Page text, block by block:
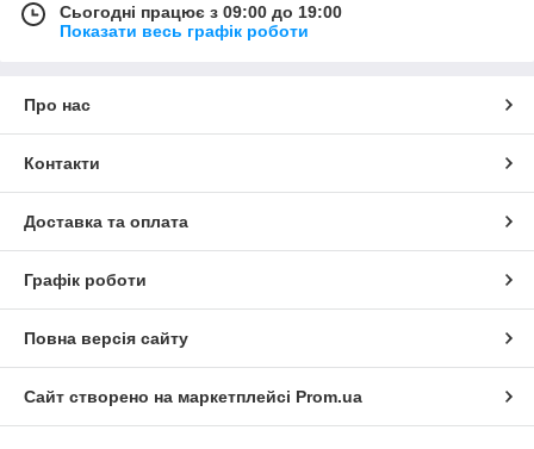
Сьогодні працює з 09:00 до 19:00
Показати весь графік роботи
Про нас
Контакти
Доставка та оплата
Графік роботи
Повна версія сайту
Сайт створено на маркетплейсі Prom.ua